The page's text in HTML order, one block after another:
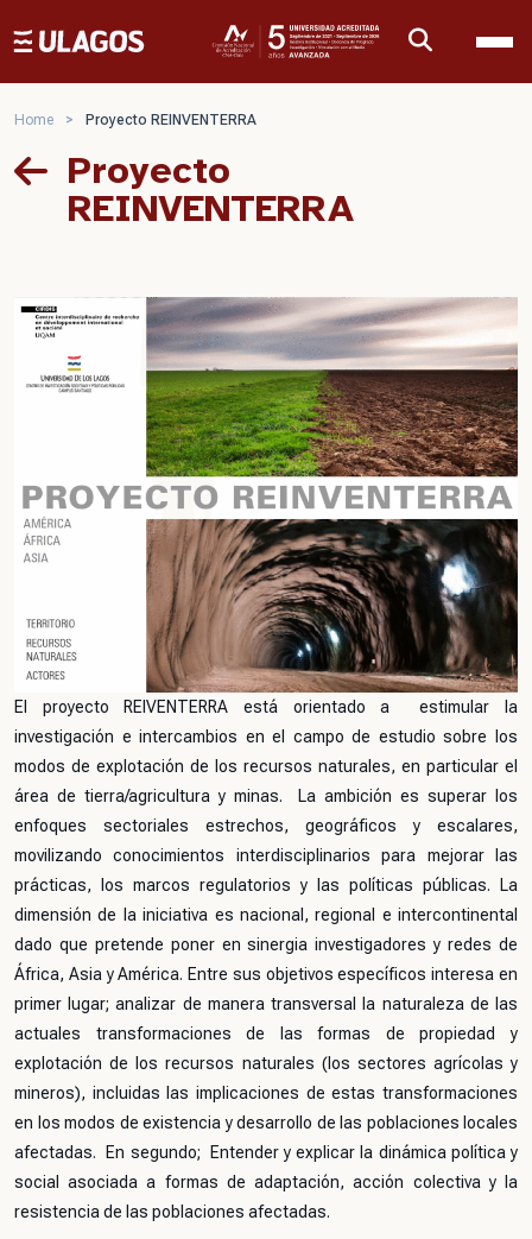
Ulagos Template
Home > Proyecto REINVENTERRA
Proyecto
REINVENTERRA
El proyecto REIVENTERRA está orientado a estimular la
investigación e intercambios en el campo de estudio sobre los
modos de explotación de los recursos naturales, en particular el
área de tierra/agricultura y minas. La ambición es superar los
enfoques sectoriales estrechos, geográficos y escalares,
movilizando conocimientos interdisciplinarios para mejorar las
prácticas, los marcos regulatorios y las políticas públicas. La
dimensión de la iniciativa es nacional, regional e intercontinental
dado que pretende poner en sinergia investigadores y redes de
África, Asia y América. Entre sus objetivos específicos interesa en
primer lugar; analizar de manera transversal la naturaleza de las
actuales transformaciones de las formas de propiedad y
explotación de los recursos naturales (los sectores agrícolas y
mineros), incluidas las implicaciones de estas transformaciones
en los modos de existencia y desarrollo de las poblaciones locales
afectadas. En segundo; Entender y explicar la dinámica política y
social asociada a formas de adaptación, acción colectiva y la
resistencia de las poblaciones afectadas.